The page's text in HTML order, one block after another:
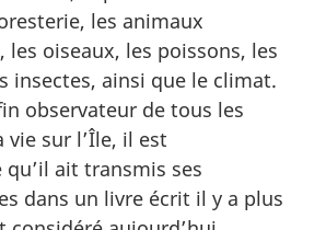
les animaux
les oiseaux, les poissons, les
insectes, ainsi que le climat.
observateur de tous les
vie sur l’Île, il est
ait transmis ses
dans un livre écrit il y a plus